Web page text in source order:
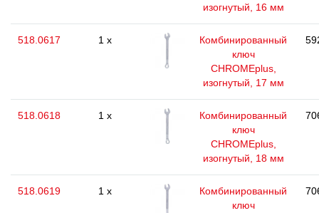
изогнутый, 16 мм
518.0617 1 x
Комбинированный
ключ
CHROMEplus,
изогнутый, 17 мм
518.0618 1 x
Комбинированный
ключ
CHROMEplus,
изогнутый, 18 мм
518.0619 1 x
Комбинированный
ключ